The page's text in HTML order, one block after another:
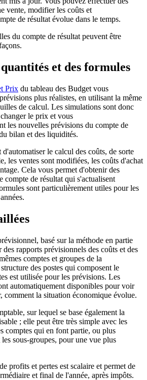
vente, modifier les coûts et
de résultat évolue dans le temps.
du compte de résultat peuvent être
et des formules
Prix du tableau des Budget vous
plus réalistes, en utilisant la même
de calcul. Les simulations sont donc
le prix et vous
les nouvelles prévisions du compte de
bilan et des liquidités.
le calcul des coûts, de sorte
les ventes sont modifiées, les coûts d'achat
Cela vous permet d'obtenir des
compte de résultat qui s'actualisent
sont particulièrement utiles pour les
basé sur la méthode en partie
rapports prévisionnels des coûts et des
comptes et groupes de la
des postes qui composent le
est utilisée pour les prévisions. Les
automatiquement disponibles pour voir
comment la situation économique évolue.
sur lequel se base également la
; elle peut être très simple avec les
comptes qui en font partie, ou plus
sous-groupes, pour une vue plus
profits et pertes est scalaire et permet de
et final de l'année, après impôts.